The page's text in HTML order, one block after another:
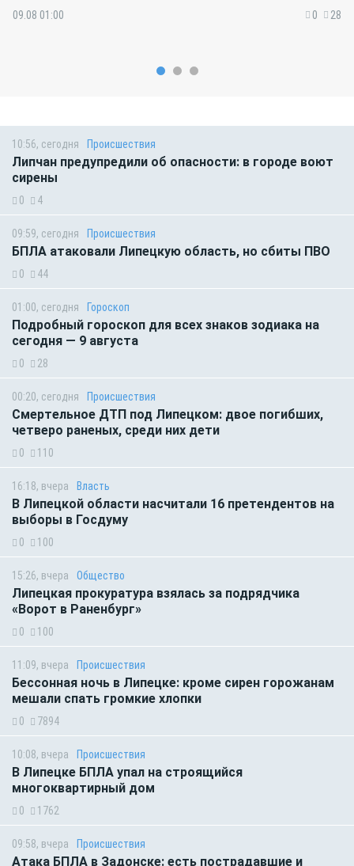
09.08 01:00 0 28
10:56, сегодня Происшествия
Липчан предупредили об опасности: в городе воют
сирены
0 4
09:59, сегодня Происшествия
БПЛА атаковали Липецкую область, но сбиты ПВО
0 44
01:00, сегодня Гороскоп
Подробный гороскоп для всех знаков зодиака на
сегодня — 9 августа
0 28
00:20, сегодня Происшествия
Смертельное ДТП под Липецком: двое погибших,
четверо раненых, среди них дети
0 110
16:18, вчера Власть
В Липецкой области насчитали 16 претендентов на
выборы в Госдуму
0 100
15:26, вчера Общество
Липецкая прокуратура взялась за подрядчика
«Ворот в Раненбург»
0 100
11:09, вчера Происшествия
Бессонная ночь в Липецке: кроме сирен горожанам
мешали спать громкие хлопки
0 7894
10:08, вчера Происшествия
В Липецке БПЛА упал на строящийся
многоквартирный дом
0 1762
09:58, вчера Происшествия
Атака БПЛА в Задонске: есть пострадавшие и